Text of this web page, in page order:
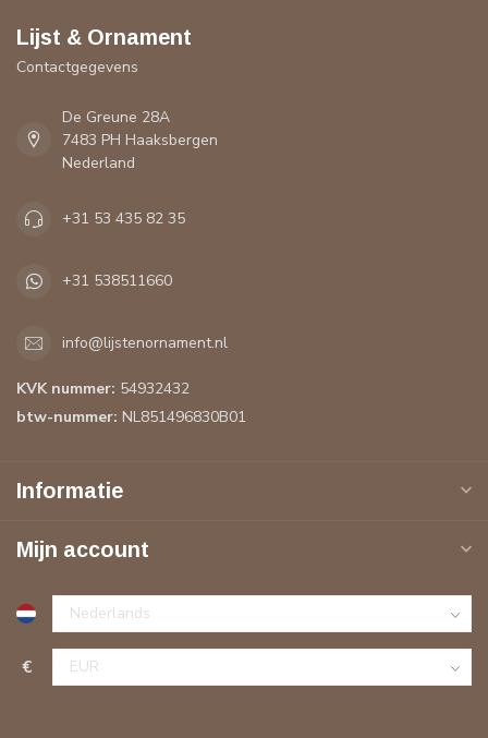
Lijst & Ornament
Contactgegevens
De Greune 28A
7483 PH Haaksbergen
Nederland
+31 53 435 82 35
+31 538511660
info@lijstenornament.nl
KVK nummer: 54932432
btw-nummer: NL851496830B01
Informatie
Mijn account
€